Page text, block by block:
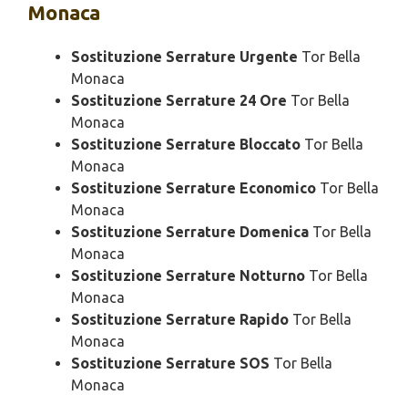
Monaca
Sostituzione Serrature Urgente Tor Bella
Monaca
Sostituzione Serrature 24 Ore Tor Bella
Monaca
Sostituzione Serrature Bloccato Tor Bella
Monaca
Sostituzione Serrature Economico Tor Bella
Monaca
Sostituzione Serrature Domenica Tor Bella
Monaca
Sostituzione Serrature Notturno Tor Bella
Monaca
Sostituzione Serrature Rapido Tor Bella
Monaca
Sostituzione Serrature SOS Tor Bella
Monaca